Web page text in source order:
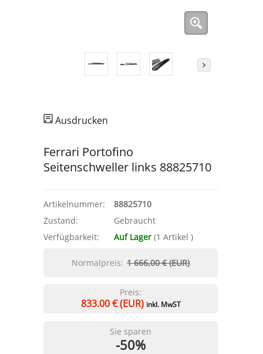
Ausdrucken
Ferrari Portofino
Seitenschweller links 88825710
Artikelnummer:
88825710
Zustand:
Gebraucht
Verfügbarkeit:
Auf Lager (1 Artikel )
Normalpreis: 1 666,00 € (EUR)
Preis:
833.00€ (EUR) inkl. MwST
Sie sparen
-50%